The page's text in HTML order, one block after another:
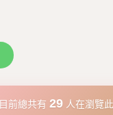
目前總共有 29 人在瀏覽